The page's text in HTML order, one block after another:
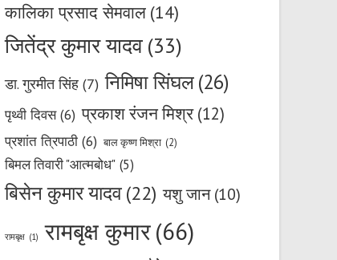
कालिका प्रसाद सेमवाल (14)
जितेंद्र कुमार यादव (33)
डा. गुरमीत सिंह (7) निमिषा सिंघल(26)
पृथ्वी दिवस (6) प्रकाश रंजन मिश्र (12)
प्रशांत त्रिपाठी (6) बाल कृष्ण मिश्रा (2)
बिमल तिवारी "आत्मबोध" (5)
बिसेन कुमार यादव(22) यशु जान (10)
रामबृक्ष (1) रामबृक्ष कुमार(66)